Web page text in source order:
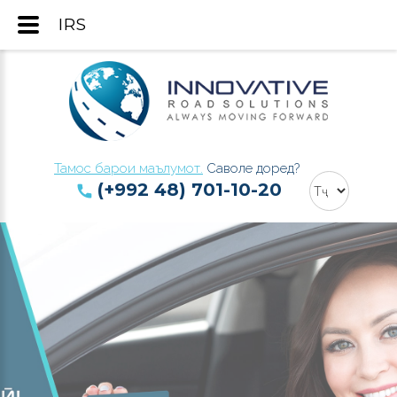
Тамос барои маълумот. Саволе доред?
(+992 48) 701-10-20
INNOVATIVE
IRS